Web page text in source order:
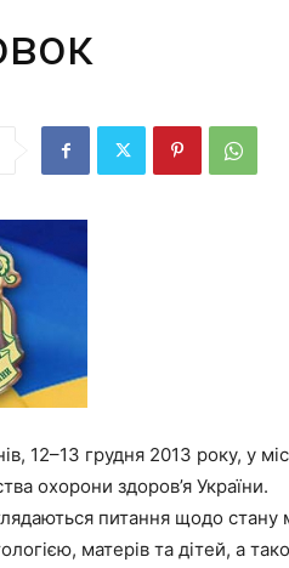
12–13 грудня 2013 року, у
охорони здоров’я України.
питання щодо
матерів та дітей, а